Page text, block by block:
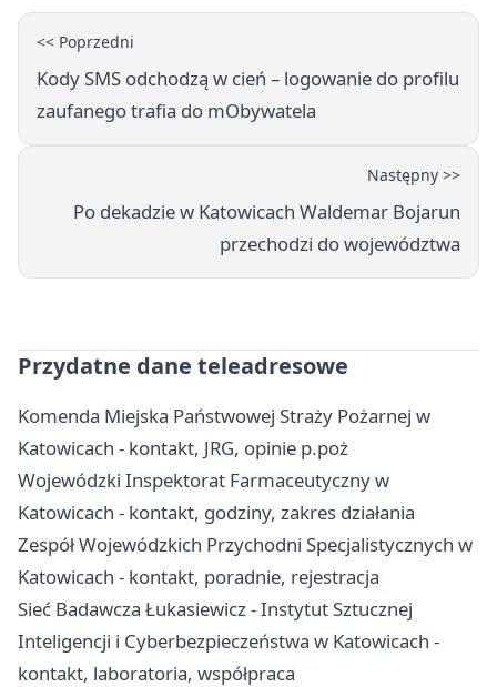
<< Poprzedni
Kody SMS odchodzą w cień – logowanie do profilu
zaufanego trafia do mObywatela
Następny >>
Po dekadzie w Katowicach Waldemar Bojarun
przechodzi do województwa
Przydatne dane teleadresowe
Komenda Miejska Państwowej Straży Pożarnej w
Katowicach - kontakt, JRG, opinie p.poż
Wojewódzki Inspektorat Farmaceutyczny w
Katowicach - kontakt, godziny, zakres działania
Zespół Wojewódzkich Przychodni Specjalistycznych w
Katowicach - kontakt, poradnie, rejestracja
Sieć Badawcza Łukasiewicz - Instytut Sztucznej
Inteligencji i Cyberbezpieczeństwa w Katowicach -
kontakt, laboratoria, współpraca